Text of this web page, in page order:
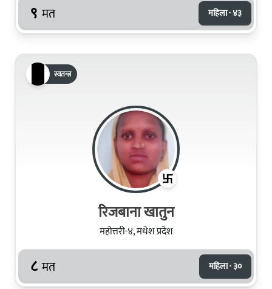
९ मत महिला · ४३
स्वतन्त्र
रिजबाना खातुन
महोत्तरी-४, मधेश प्रदेश
८ मत महिला · ३०